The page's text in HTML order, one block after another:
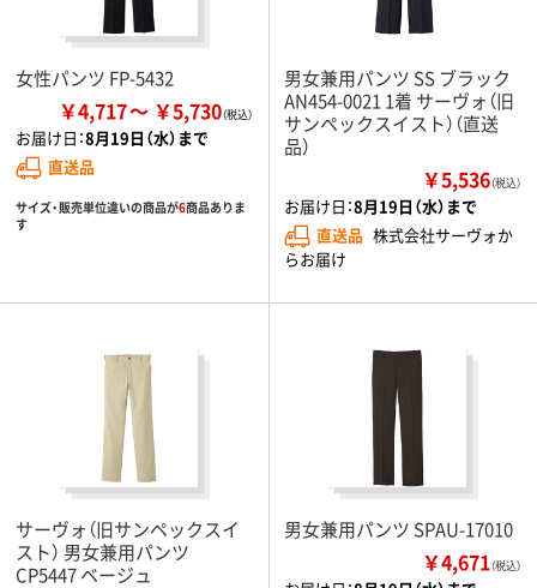
女性パンツ FP-5432
￥4,717 ￥5,730
お届け日：8月19日（水）まで
直送品
サイズ・販売単位違いの商品が6商品ありま
す
男女兼用パンツ SS ブラック
AN454-0021 1着 サーヴォ（旧
サンペックスイスト）（直送
品）
￥5,536（税込）
お届け日：8月19日（水）まで
直送品 株式会社サーヴォか
らお届け
サーヴォ（旧サンペックスイ
スト） 男女兼用パンツ
CP5447 ベージュ
男女兼用パンツ SPAU-17010
￥4,671（税込）